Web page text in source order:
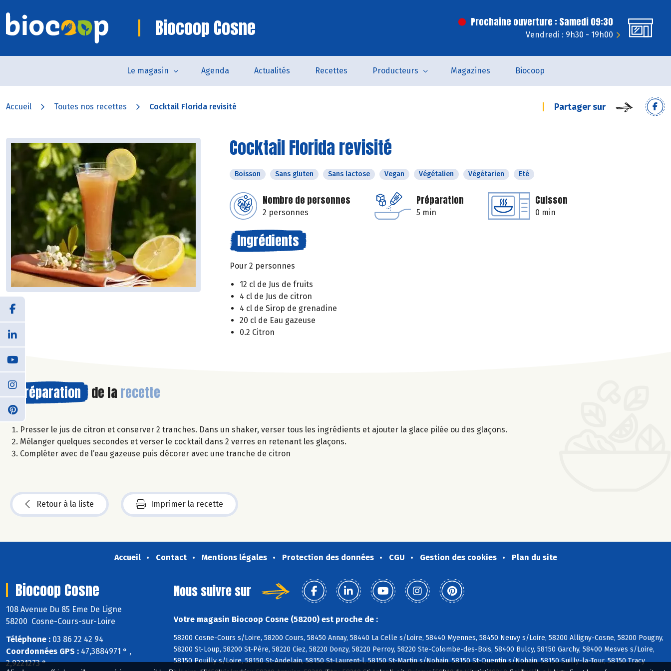
Biocoop Cosne Prochaine ouverture : Samedi 09:30
Vendredi : 9h30 - 19h00
Le magasin Agenda Actualités Recettes Producteurs Magazines Biocoop
Accueil Toutes nos recettes Cocktail Florida revisité Partager sur
Cocktail Florida revisité
Boisson Sans gluten Sans lactose Vegan Végétalien Végétarien Eté
Nombre de personnes
2 personnes
Préparation
5 min
Cuisson
0 min
Ingrédients
Pour 2 personnes
12 cl de Jus de fruits
4 cl de Jus de citron
4 cl de Sirop de grenadine
20 cl de Eau gazeuse
0.2 Citron
Préparation de la recette
Presser le jus de citron et conserver 2 tranches. Dans un shaker, verser tous les ingrédients et ajouter la glace pilée ou des glaçons.
Mélanger quelques secondes et verser le cocktail dans 2 verres en retenant les glaçons.
Compléter avec de l’eau gazeuse puis décorer avec une tranche de citron
Retour à la liste Imprimer la recette
Accueil Contact Mentions légales Protection des données CGU Gestion des cookies Plan du site
Biocoop Cosne
108 Avenue Du 85 Eme De Ligne
58200 Cosne-Cours-sur-Loire
Téléphone : 03 86 22 42 94
Coordonnées GPS : 47,3884971 ° ,
2,9221273 °
Nous suivre sur
Votre magasin Biocoop Cosne (58200) est proche de :
58200 Cosne-Cours s/Loire, 58200 Cours, 58450 Annay, 58440 La Celle s/Loire, 58440 Myennes, 58450 Neuvy s/Loire, 58200 Alligny-Cosne, 58200 Pougny,
58200 St-Loup, 58200 St-Père, 58220 Ciez, 58220 Donzy, 58220 Perroy, 58220 Ste-Colombe-des-Bois, 58400 Bulcy, 58150 Garchy, 58400 Mesves s/Loire,
58150 Pouilly s/Loire, 58150 St-Andelain, 58150 St-Laurent-l, 58150 St-Martin s/Nohain, 58150 St-Quentin s/Nohain, 58150 Suilly-la-Tour, 58150 Tracy